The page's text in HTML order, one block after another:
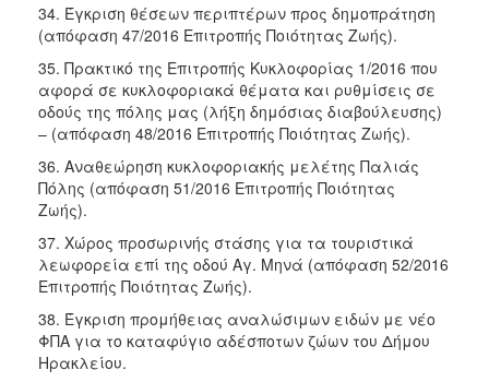
34. Έγκριση θέσεων περιπτέρων προς δημοπράτηση
(απόφαση 47/2016 Επιτροπής Ποιότητας Ζωής).
35. Πρακτικό της Επιτροπής Κυκλοφορίας 1/2016 που
αφορά σε κυκλοφοριακά θέματα και ρυθμίσεις σε
οδούς της πόλης μας (λήξη δημόσιας διαβούλευσης)
– (απόφαση 48/2016 Επιτροπής Ποιότητας Ζωής).
36. Αναθεώρηση κυκλοφοριακής μελέτης Παλιάς
Πόλης (απόφαση 51/2016 Επιτροπής Ποιότητας
Ζωής).
37. Χώρος προσωρινής στάσης για τα τουριστικά
λεωφορεία επί της οδού Αγ. Μηνά (απόφαση 52/2016
Επιτροπής Ποιότητας Ζωής).
38. Έγκριση προμήθειας αναλώσιμων ειδών με νέο
ΦΠΑ για το καταφύγιο αδέσποτων ζώων του Δήμου
Ηρακλείου.